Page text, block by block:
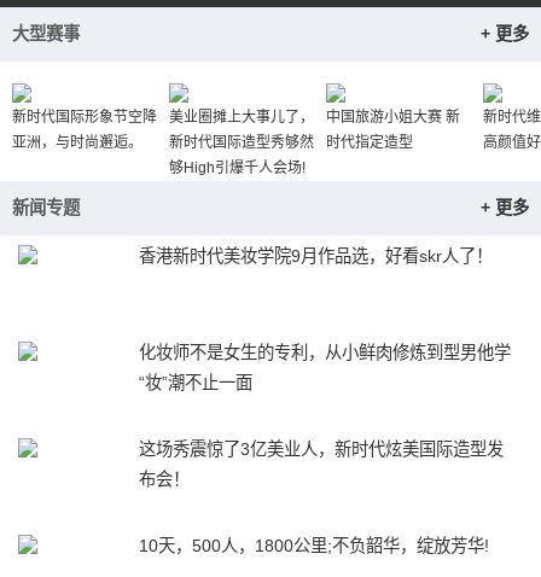
大型赛事 + 更多
新时代国际形象节空降
亚洲，与时尚邂逅。
美业圈摊上大事儿了，
新时代国际造型秀够然
够High引爆千人会场!
中国旅游小姐大赛 新
时代指定造型
新时代
高颜值
新闻专题 + 更多
香港新时代美妆学院9月作品选，好看skr人了！
化妆师不是女生的专利，从小鲜肉修炼到型男他学
“妆”潮不止一面
这场秀震惊了3亿美业人，新时代炫美国际造型发
布会！
10天，500人，1800公里;不负韶华，绽放芳华!